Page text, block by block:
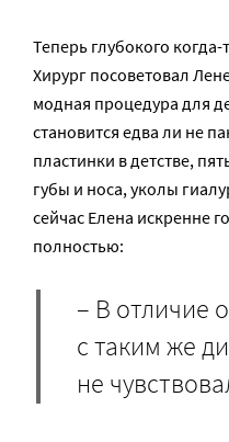
Теперь глубокого
Хирург посоветовал
модная процедура для
становится едва ли не
пластинки в детстве,
губы и носа, уколы
сейчас Елена искренне
полностью:
– В отличие
с таким же
не